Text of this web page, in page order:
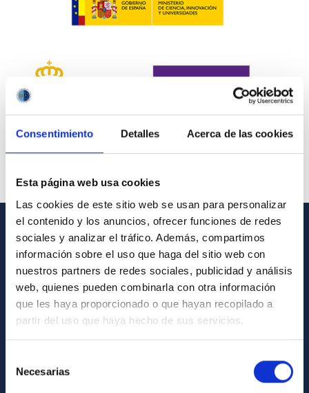
Consentimiento Detalles Acerca de las cookies
Esta página web usa cookies
Las cookies de este sitio web se usan para personalizar
el contenido y los anuncios, ofrecer funciones de redes
sociales y analizar el tráfico. Además, compartimos
información sobre el uso que haga del sitio web con
nuestros partners de redes sociales, publicidad y análisis
web, quienes pueden combinarla con otra información
que les haya proporcionado o que hayan recopilado a
partir del uso que haya hecho de sus servicios.
Necesarias
GENERAL INFORMATION
Contact
How to get to the IAC
List of personnel
Library
General register